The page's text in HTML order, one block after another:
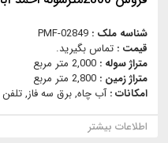
شناسه ملک : PMF-02849
قیمت : تماس بگیرید.
متراژ سوله : 2,000 متر مربع
متراژ زمین : 2,800 متر مربع
امکانات :آب چاه, برق سه فاز, تلفن
اطلاعات بیشتر